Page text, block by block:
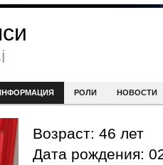
РОЛИ НОВОСТИ
Возраст: 46 лет
Дата рождения: